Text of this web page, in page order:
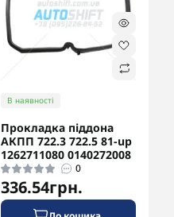
В наявності
Прокладка піддона
АКПП 722.3 722.5 81-up
1262711080 0140272008
0
336.54грн.